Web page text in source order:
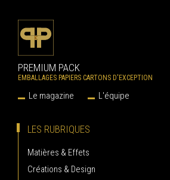
PREMIUM PACK
EMBALLAGES PAPIERS CARTONS D'EXCEPTION
Le magazine L'équipe
LES RUBRIQUES
Matières & Effets
Créations & Design